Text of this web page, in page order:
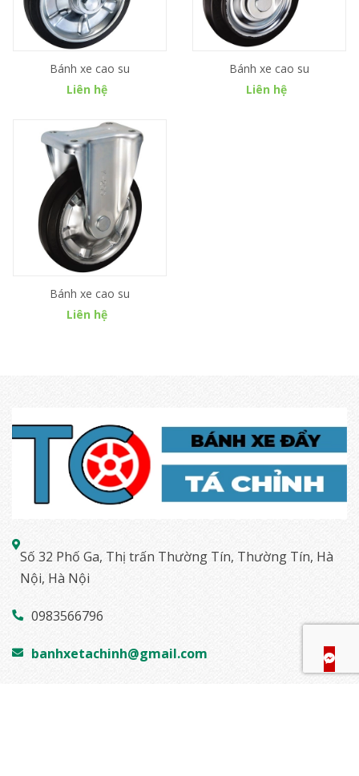
Bánh xe cao su
Liên hệ
Bánh xe cao su
Liên hệ
Bánh xe cao su
Liên hệ
Số 32 Phố Ga, Thị trấn Thường Tín, Thường Tín, Hà
Nội, Hà Nội
0983566796
banhxetachinh@gmail.com